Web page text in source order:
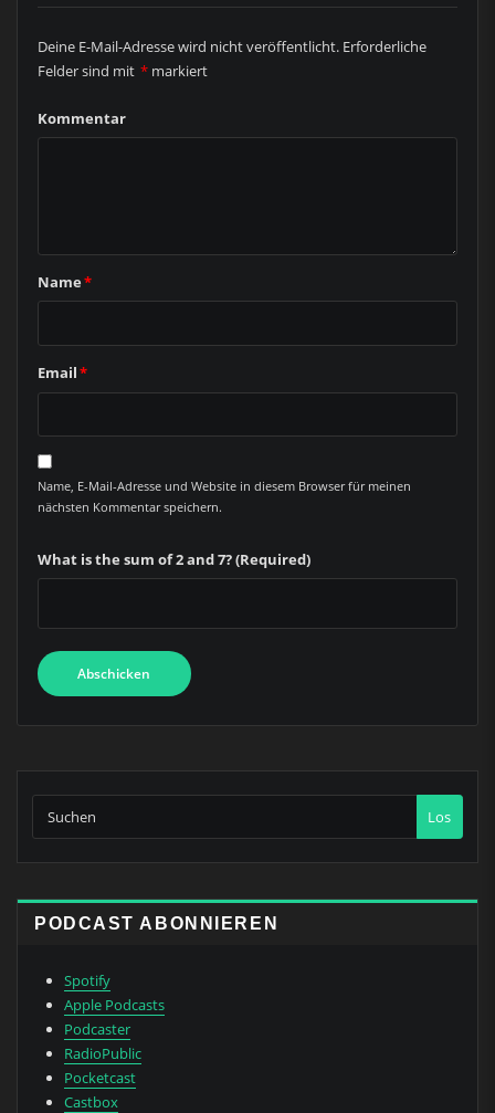
Deine E-Mail-Adresse wird nicht veröffentlicht. Erforderliche
Felder sind mit * markiert
Kommentar
Name*
Email*
Name, E-Mail-Adresse und Website in diesem Browser für meinen
nächsten Kommentar speichern.
What is the sum of 2 and 7? (Required)
Los
PODCAST ABONNIEREN
Spotify
Apple Podcasts
Podcaster
RadioPublic
Pocketcast
Castbox